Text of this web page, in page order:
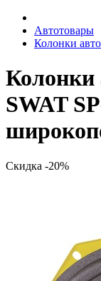
Автотовары
Колонки
Колонки
SWAT
Скидка -20%